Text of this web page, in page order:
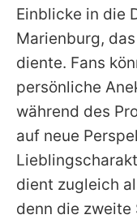
Einblicke in die
Marienburg,
diente. Fans
persönliche
während des
auf neue
dient zugleich
denn die